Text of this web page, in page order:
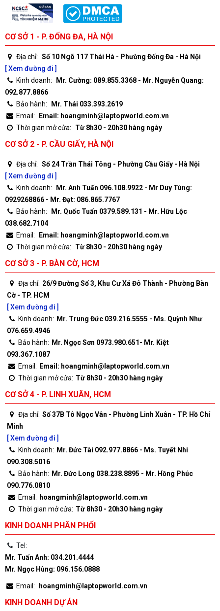
CƠ SỞ 1 - P. ĐỐNG ĐA, HÀ NỘI
Địa chỉ: Số 10 Ngõ 117 Thái Hà - Phường Đống Đa - Hà Nội
[ Xem đường đi ]
Kinh doanh:
Mr. Cường: 089.855.3368 - Mr. Nguyễn Quang:
092.877.8866
Bảo hành:
Mr. Thái 033.393.2619
Email:
Email: hoangminh@laptopworld.com.vn
Thời gian mở cửa:
Từ 8h30 - 20h30 hàng ngày
CƠ SỞ 2 - P. CẦU GIẤY, HÀ NỘI
Địa chỉ: Số 24 Trần Thái Tông - Phường Cầu Giấy - Hà Nội
[ Xem đường đi ]
Kinh doanh:
Mr. Anh Tuấn 096.108.9922 - Mr Duy Tùng:
0929268866 - Mr. Đạt: 086.865.7767
Bảo hành:
Mr. Quốc Tuấn 0379.589.131 - Mr. Hữu Lộc
038.682.7104
Email:
Email: hoangminh@laptopworld.com.vn
Thời gian mở cửa:
Từ 8h30 - 20h30 hàng ngày
CƠ SỞ 3 - P. BÀN CỜ, HCM
Địa chỉ: 26/9 Đường Số 3, Khu Cư Xá Đô Thành - Phường Bàn
Cờ - TP. HCM
[ Xem đường đi ]
Kinh doanh: Mr. Trung Đức 039.216.5555 - Ms. Quỳnh Như
076.659.4946
Bảo hành: Mr. Ngọc Sơn 0973.980.651- Mr. Kiệt
093.367.1087
Email: Email: hoangminh@laptopworld.com.vn
Thời gian mở cửa: Từ 8h30 - 20h30 hàng ngày
CƠ SỞ 4 - P. LINH XUÂN, HCM
Địa chỉ: Số 37B Tô Ngọc Vân - Phường Linh Xuân - TP. Hồ Chí
Minh
[ Xem đường đi ]
Kinh doanh: Mr. Đức Tài 092.977.8866 - Ms. Tuyết Nhi
090.308.5016
Bảo hành: Mr. Đức Long 038.238.8895 - Mr. Hồng Phúc
090.776.0810
Email: hoangminh@laptopworld.com.vn
Thời gian mở cửa: Từ 8h30 - 20h30 hàng ngày
KINH DOANH PHÂN PHỐI
Tel:
Mr. Tuấn Anh: 034.201.4444
Mr. Ngọc Hùng: 096.156.0888
Email: hoangminh@laptopworld.com.vn
KINH DOANH DỰ ÁN